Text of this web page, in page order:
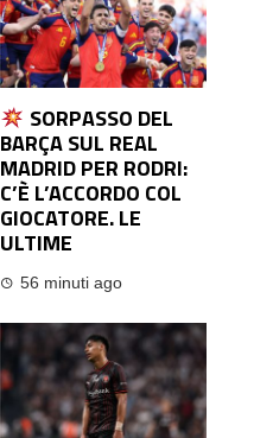
SORPASSO DEL
BARÇA SUL REAL
MADRID PER RODRI:
C’È L’ACCORDO COL
GIOCATORE. LE
ULTIME
56 minuti ago